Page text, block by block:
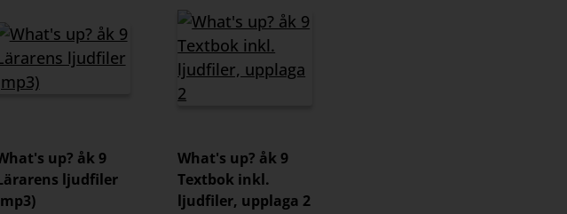
up? åk 9
ljudfiler
What's up? åk 9
Textbok inkl.
ljudfiler, upplaga 2